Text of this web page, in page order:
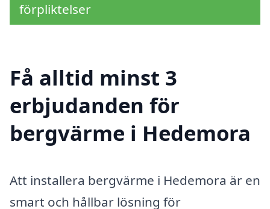
förpliktelser
Få alltid minst 3
erbjudanden för
bergvärme i Hedemora
Att installera bergvärme i Hedemora är en
smart och hållbar lösning för